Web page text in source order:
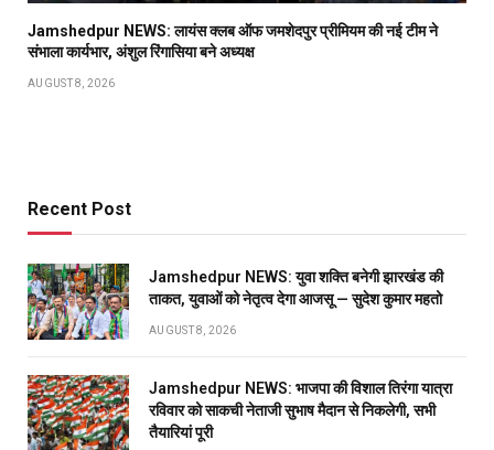
Jamshedpur NEWS: लायंस क्लब ऑफ जमशेदपुर प्रीमियम की नई टीम ने
संभाला कार्यभार, अंशुल रिंगासिया बने अध्यक्ष
AUGUST 8, 2026
Recent Post
Jamshedpur NEWS: युवा शक्ति बनेगी झारखंड की
ताकत, युवाओं को नेतृत्व देगा आजसू — सुदेश कुमार महतो
AUGUST 8, 2026
Jamshedpur NEWS: भाजपा की विशाल तिरंगा यात्रा
रविवार को साकची नेताजी सुभाष मैदान से निकलेगी, सभी
तैयारियां पूरी